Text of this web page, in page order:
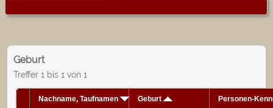
Geburt
Treffer 1 bis 1 von 1
Nachname, Taufnamen Geburt Personen-